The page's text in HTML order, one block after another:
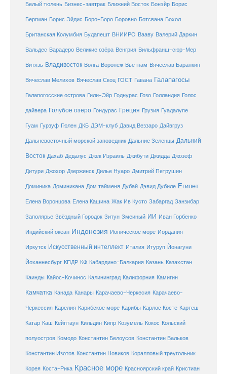
Белый тюлень Бизнес-завтрак Ближний Восток Бонэйр Борис
Бергман Борис Эйдис Боро-Боро Боровно Ботсвана Бохол
Британская Колумбия Будапешт ВНИИРО Вааву Валерий Даркин
Вальдес Варадеро Великие озёра Венгрия Вильфранш-сюр-Мер
Витязь Владивосток Волга Воронеж Вьетнам Вячеслав Баранкин
Вячеслав Мелихов Вячеслав Скоц ГОСТ Гавана Галапагосы
Галапогосские острова Гили-Эйр Годнурас Гозо Голландия Голос
дайвера Голубое озеро Гондурас Греция Грузия Гуадалупе
Гуам Гурзуф Гюлен ДКБ ДЭМ-клуб Давид Веззаро Дайвгруз
Дальневосточный морской заповедник Дальние Зеленцы Дальний
Восток Дахаб Дедалус Джек Израиль Джибути Джидда Джозеф
Дитури Джохор Дзержинск Дилье Нуаро Дмитрий Петрушин
Доминика Доминикана Дом тайменя Дубай Дэвид Дубиле Египет
Елена Воронцова Елена Кашина Жак Ив Кусто Забаргад Занзибар
Заполярье Звёздный Городок Зитун Змеиный ИИ Иван Горбенко
Индийский океан Индонезия Ионическое море Иордания
Иркутск Искусственный интеллект Италия Итуруп Йонагуни
Йоханнесбург КПДР КФ Кабардино-Балкария Казань Казахстан
Каинды Кайос-Кочинос Калининград Калифорния Камигин
Камчатка Канада Канары Карачаево-Черкесия Карачаево-
Черкессия Карелия Карибское море Карибы Карлос Косте Картеш
Катар Каш Кейптаун Кильдин Кипр Козумель Кокос Кольский
полуостров Комодо Константин Белоусов Константин Вальков
Константин Изотов Константин Новиков Коралловый треугольник
Корея Коста-Рика Красное море Красноярский край Кристиан